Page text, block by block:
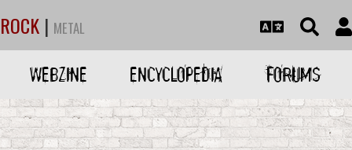
ROCK | METAL
WEBZINE ENCYCLOPEDIA FORUMS